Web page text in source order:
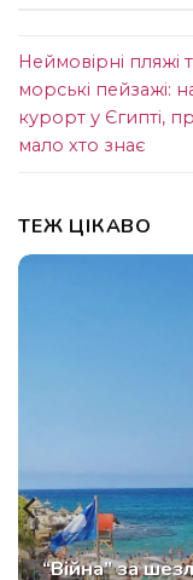
Неймовірні пляжі
морські пейзажі:
курорт у Єгипті,
мало хто знає
ТЕЖ ЦІКАВО
“Війна” за